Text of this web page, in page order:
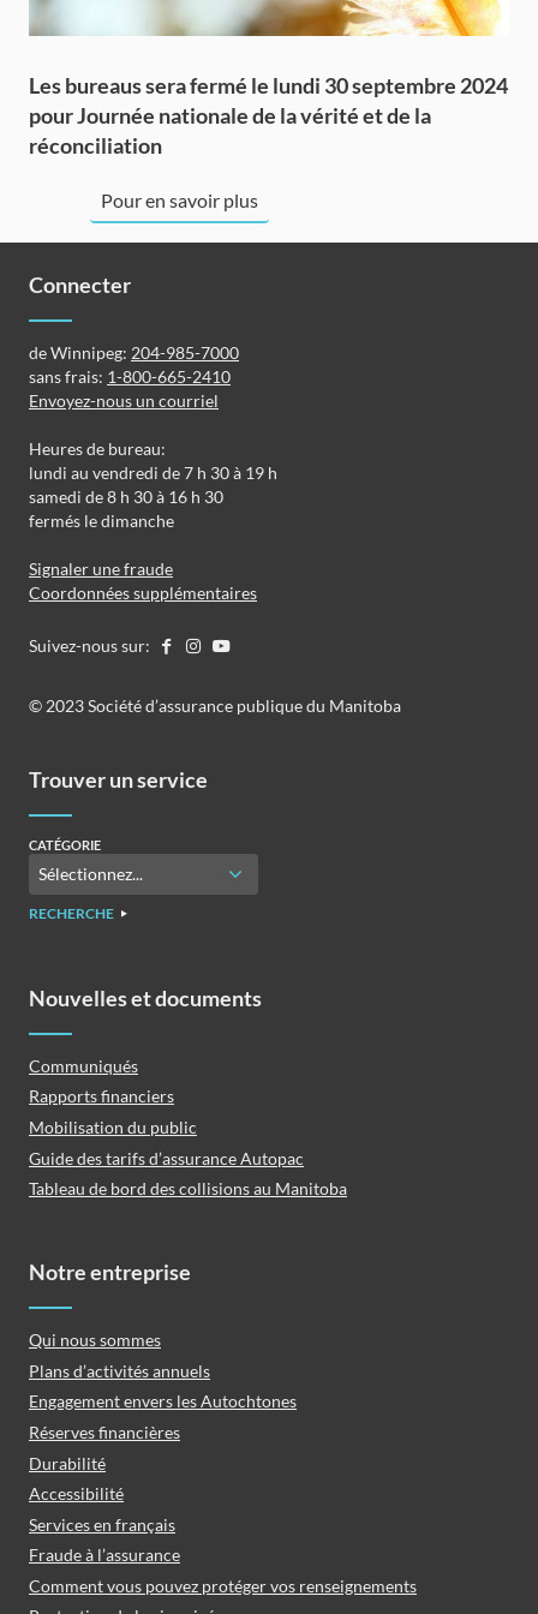
Les bureaus sera fermé le lundi 30 septembre 2024
pour Journée nationale de la vérité et de la
réconciliation
Pour en savoir plus
Connecter
de Winnipeg: 204-985-7000
sans frais: 1-800-665-2410
Envoyez-nous un courriel
Heures de bureau:
lundi au vendredi de 7 h 30 à 19 h
samedi de 8 h 30 à 16 h 30
fermés le dimanche
Signaler une fraude
Coordonnées supplémentaires
Suivez-nous sur:
©️️ 2023 Société d’assurance publique du Manitoba
Trouver un service
CATÉGORIE
RECHERCHE
Nouvelles et documents
Communiqués
Rapports financiers
Mobilisation du public
Guide des tarifs d’assurance Autopac
Tableau de bord des collisions au Manitoba
Notre entreprise
Qui nous sommes
Plans d’activités annuels
Engagement envers les Autochtones
Réserves financières
Durabilité
Accessibilité
Services en français
Fraude à l’assurance
Comment vous pouvez protéger vos renseignements